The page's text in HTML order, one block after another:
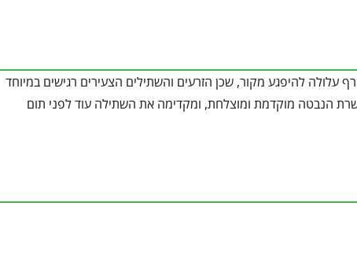
עלולה להיפגע מקור, שכן הזרעים והשתילים הצעירים רגישים במיוחד
הנבטה מוקדמת ומוצלחת, ומקדימה את השתילה עוד לפני תום